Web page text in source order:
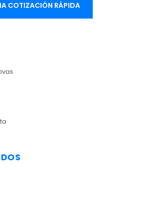
COTIZACIÓN RÁPIDA